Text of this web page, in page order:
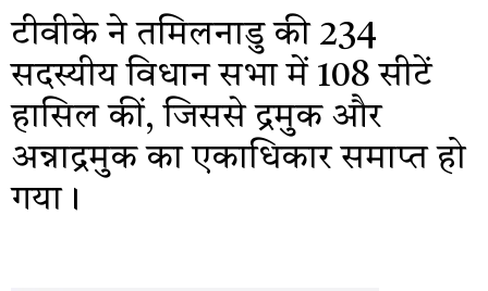
टीवीके ने तमिलनाडु की 234
सदस्यीय विधान सभा में 108 सीटें
हासिल कीं, जिससे द्रमुक और
अन्नाद्रमुक का एकाधिकार समाप्त हो
गया।